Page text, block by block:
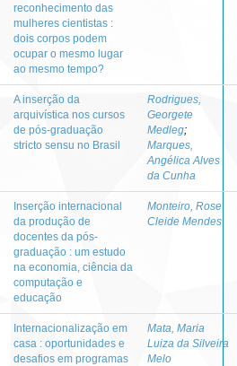
reconhecimento das
mulheres cientistas :
dois corpos podem
ocupar o mesmo lugar
ao mesmo tempo?
A inserção da
arquivística nos cursos
de pós-graduação
stricto sensu no Brasil
Rodrigues,
Georgete
Medleg;
Marques,
Angélica Alves
da Cunha
Inserção internacional
da produção de
docentes da pós-
graduação : um estudo
na economia, ciência da
computação e
educação
Monteiro, Rose
Cleide Mendes
Internacionalização em
casa : oportunidades e
desafios em programas
Mata, Maria
Luiza da Silveira
Melo